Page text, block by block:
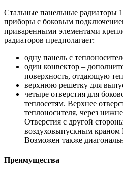
Стальные панельные радиаторы
приборы с боковым
приваренными элементами
радиаторов предполагает:
одну панель с
один конвектор –
поверхность, отдающую
верхнюю решетку для
четыре отверстия для
теплосетям. Верхнее
теплоносителя, через
Отверстия с другой
воздуховыпускным краном
Возможен также
Преимущества